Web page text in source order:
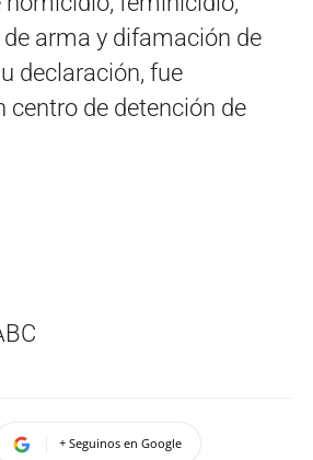
arma y difamación de
declaración, fue
centro de detención de
+ Seguinos en Google